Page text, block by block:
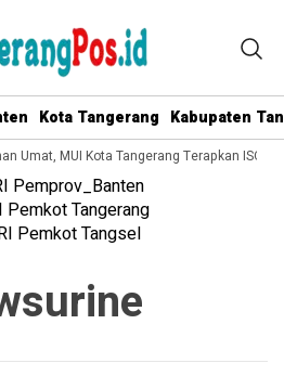
Kota Tangerang Kabupaten
Umat, MUI Kota Tangerang Terapkan ISO